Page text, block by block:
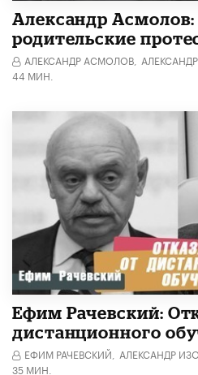
Александр
родительские
АЛЕКСАНДР АСМОЛОВ,
44 МИН.
Ефим Рачевский:
дистанционного
ЕФИМ РАЧЕВСКИЙ, АЛЕКСАНДР
35 МИН.